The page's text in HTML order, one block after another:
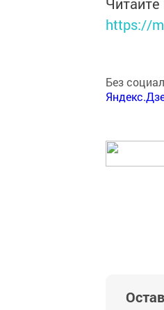
https://
Без